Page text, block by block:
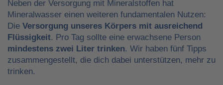
Neben der Versorgung mit Mineralstoffen hat
Mineralwasser einen weiteren fundamentalen Nutzen:
Die Versorgung unseres Körpers mit ausreichend
Flüssigkeit. Pro Tag sollte eine erwachsene Person
mindestens zwei Liter trinken. Wir haben fünf Tipps
zusammengestellt, die dich dabei unterstützen, mehr zu
trinken.